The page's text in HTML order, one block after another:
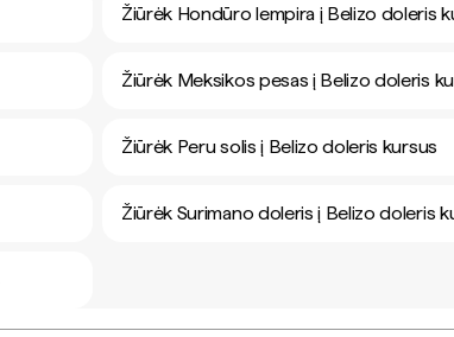
Žiūrėk Hondūro lempira į Belizo doleris
Žiūrėk Meksikos pesas į Belizo doleris
Žiūrėk Peru solis į Belizo doleris kursus
Žiūrėk Surimano doleris į Belizo doleris